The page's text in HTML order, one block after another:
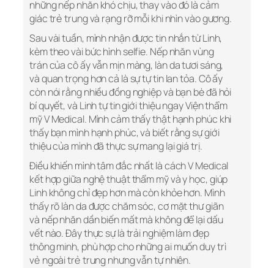
những nếp nhăn khó chịu, thay vào đó là cảm
giác trẻ trung và rạng rỡ mỗi khi nhìn vào gương.
Sau vài tuần, mình nhận được tin nhắn từ Linh,
kèm theo vài bức hình selfie. Nếp nhăn vùng
trán của cô ấy vẫn mịn màng, làn da tươi sáng,
và quan trọng hơn cả là sự tự tin lan tỏa. Cô ấy
còn nói rằng nhiều đồng nghiệp và bạn bè đã hỏi
bí quyết, và Linh tự tin giới thiệu ngay Viện thẩm
mỹ V Medical. Mình cảm thấy thật hạnh phúc khi
thấy bạn mình hạnh phúc, và biết rằng sự giới
thiệu của mình đã thực sự mang lại giá trị.
Điều khiến mình tâm đắc nhất là cách V Medical
kết hợp giữa nghệ thuật thẩm mỹ và y học, giúp
Linh không chỉ đẹp hơn mà còn khỏe hơn. Mình
thấy rõ làn da được chăm sóc, cơ mặt thư giãn
và nếp nhăn dần biến mất mà không để lại dấu
vết nào. Đây thực sự là trải nghiệm làm đẹp
thông minh, phù hợp cho những ai muốn duy trì
vẻ ngoài trẻ trung nhưng vẫn tự nhiên.